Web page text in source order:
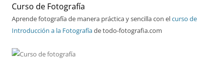
Curso de Fotografía
Aprende fotografía de manera práctica y sencilla con elcurso de
Introducción a la Fotografíade todo-fotografia.com